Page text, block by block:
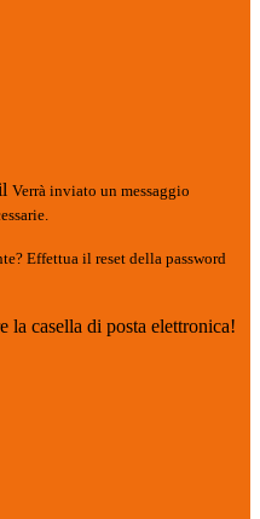
Verrà inviato un messaggio
Effettua il reset della password
la casella di posta elettronica!